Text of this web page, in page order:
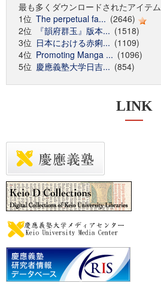
最も多くダウンロードされたアイテム
1位 The perpetual fa... (2646)
2位
『韻府群玉』版本... (1518)
3位 日本における赤痢... (1109)
4位 Promoting Manga ... (1096)
5位 慶應義塾大学日吉... (854)
LINK